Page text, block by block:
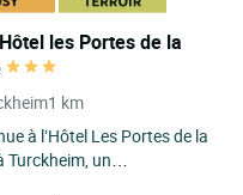
les Portes de la
1 km
à l’Hôtel Les Portes de la
Turckheim, un